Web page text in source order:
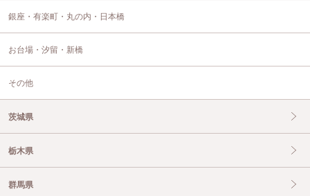
銀座・有楽町・丸の内・日本橋
お台場・汐留・新橋
その他
茨城県
栃木県
群馬県